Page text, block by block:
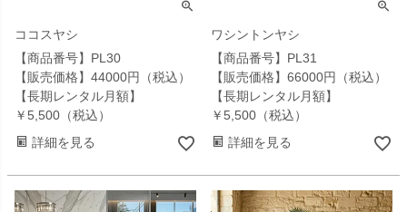
ココスヤシ
【商品番号】PL30
【販売価格】44000円（税込）
【長期レンタル月額】
￥5,500（税込）
詳細を見る
ワシントンヤシ
【商品番号】PL31
【販売価格】66000円（税込）
【長期レンタル月額】
￥5,500（税込）
詳細を見る